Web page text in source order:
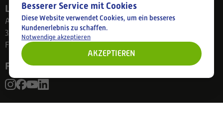
Ladengeschäft
Ahlmanintie 61
33800 Tampere
Finnland
Folgen Sie uns
Besserer Service mit Cookies
Diese Website verwendet Cookies, um ein besseres
Kundenerlebnis zu schaffen.
Notwendige akzeptieren
AKZEPTIEREN